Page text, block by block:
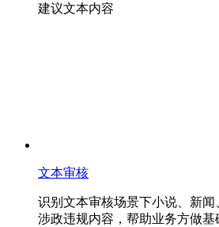
建议文本内容
文本审核
识别文本审核场景下小说、新
涉政违规内容，帮助业务方做